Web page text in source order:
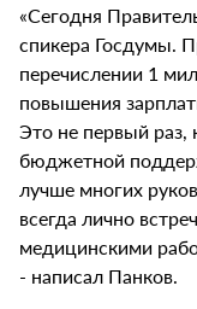
«Сегодня
спикера Госдумы.
перечислении 1
повышения
Это не первый раз,
бюджетной
лучше многих
всегда лично
медицинскими
- написал Панков.